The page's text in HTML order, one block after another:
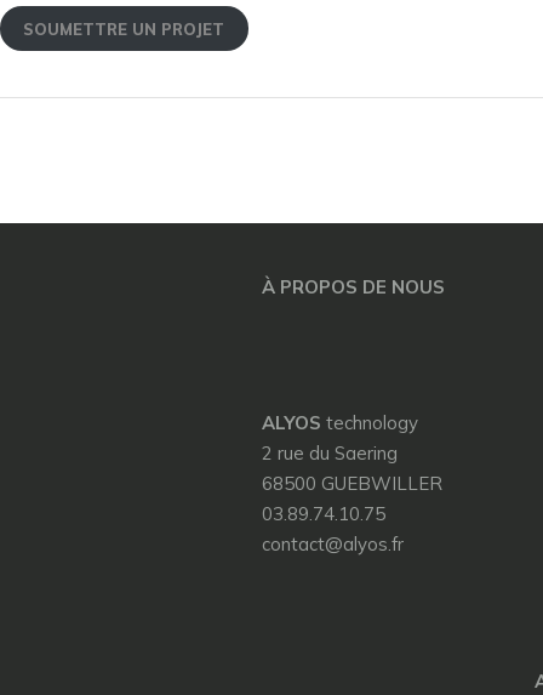
SOUMETTRE UN PROJET
À PROPOS DE NOUS
ALYOS technology
2 rue du Saering
68500 GUEBWILLER
03.89.74.10.75
contact@alyos.fr